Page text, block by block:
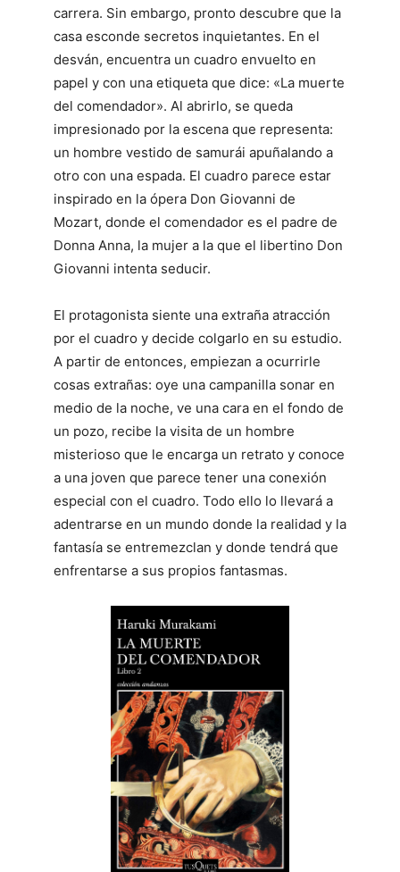
carrera. Sin embargo, pronto descubre que la
casa esconde secretos inquietantes. En el
desván, encuentra un cuadro envuelto en
papel y con una etiqueta que dice: «La muerte
del comendador». Al abrirlo, se queda
impresionado por la escena que representa:
un hombre vestido de samurái apuñalando a
otro con una espada. El cuadro parece estar
inspirado en la ópera Don Giovanni de
Mozart, donde el comendador es el padre de
Donna Anna, la mujer a la que el libertino Don
Giovanni intenta seducir.
El protagonista siente una extraña atracción
por el cuadro y decide colgarlo en su estudio.
A partir de entonces, empiezan a ocurrirle
cosas extrañas: oye una campanilla sonar en
medio de la noche, ve una cara en el fondo de
un pozo, recibe la visita de un hombre
misterioso que le encarga un retrato y conoce
a una joven que parece tener una conexión
especial con el cuadro. Todo ello lo llevará a
adentrarse en un mundo donde la realidad y la
fantasía se entremezclan y donde tendrá que
enfrentarse a sus propios fantasmas.